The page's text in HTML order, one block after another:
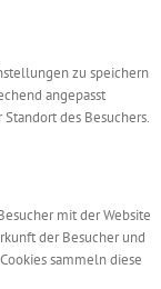
zu speichern
angepasst
des Besuchers.
mit der Website
der Besucher und
sammeln diese